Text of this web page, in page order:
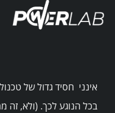
Skip
אינני חסיד גדול של
בכל הנוגע לכך. (ולא, זה